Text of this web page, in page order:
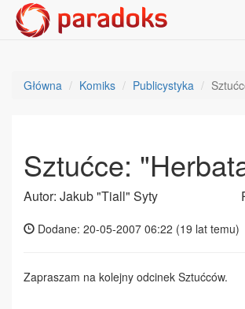
Główna Komiks Publicystyka
Sztućce:
Autor: Jakub "Tiall" Syty
Dodane: 20-05-2007 06:22 (19 lat temu)
Zapraszam na kolejny odcinek Sztućców.